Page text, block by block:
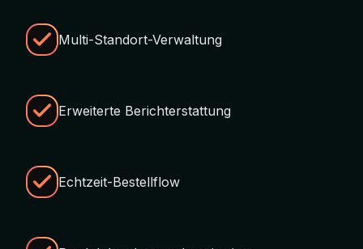
Multi-Standort-Verwaltung
Erweiterte Berichterstattung
Echtzeit-Bestellflow